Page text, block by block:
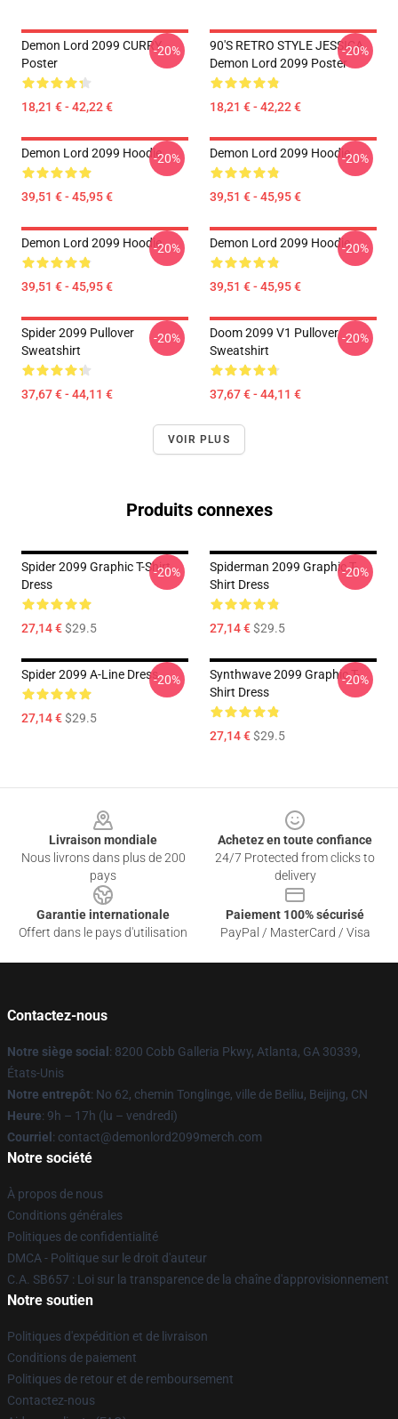
Demon Lord 2099 CURRY
Poster
18,21 € - 42,22 €
-20%
90'S RETRO STYLE JESSICA
Demon Lord 2099 Poster
18,21 € - 42,22 €
-20%
Demon Lord 2099 Hoodie
39,51 € - 45,95 €
-20% Demon Lord 2099 Hoodie
39,51 € - 45,95 €
-20%
Demon Lord 2099 Hoodie
39,51 € - 45,95 €
-20% Demon Lord 2099 Hoodie
39,51 € - 45,95 €
-20%
Spider 2099 Pullover
Sweatshirt
37,67 € - 44,11 €
-20%
Doom 2099 V1 Pullover
Sweatshirt
37,67 € - 44,11 €
-20%
VOIR PLUS
Produits connexes
Spider 2099 Graphic T-Shirt
Dress
27,14 €$29.5
-20%
Spiderman 2099 Graphic T-
Shirt Dress
27,14 €$29.5
-20%
Spider 2099 A-Line Dress
27,14 €$29.5
-20%
Synthwave 2099 Graphic T-
Shirt Dress
27,14 €$29.5
-20%
Livraison mondiale
Nous livrons dans plus de 200
pays
Achetez en toute confiance
24/7 Protected from clicks to
delivery
Garantie internationale
Offert dans le pays d'utilisation
Paiement 100% sécurisé
PayPal / MasterCard / Visa
Contactez-nous
Notre siège social : 8200 Cobb Galleria Pkwy, Atlanta, GA 30339,
États-Unis
Notre entrepôt: No 62, chemin Tonglinge, ville de Beiliu, Beijing, CN
Heure: 9h – 17h (lu – vendredi)
Courriel : contact@demonlord2099merch.com
Notre société
À propos de nous
Conditions générales
Politiques de confidentialité
DMCA - Politique sur le droit d'auteur
C.A. SB657 : Loi sur la transparence de la chaîne d'approvisionnement
Notre soutien
Politiques d'expédition et de livraison
Conditions de paiement
Politiques de retour et de remboursement
Contactez-nous